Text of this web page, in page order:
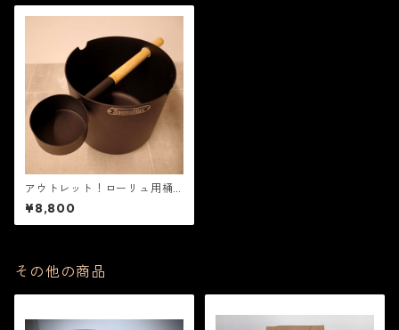
アウトレット！ローリュ用桶
＆柄杓セット（SaunaHaxオリ
ジナル）
¥8,800
その他の商品